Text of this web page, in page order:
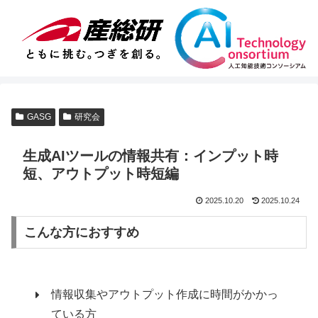
GASG 研究会
生成AIツールの情報共有：インプット時
短、アウトプット時短編
2025.10.20 2025.10.24
こんな方におすすめ
情報収集やアウトプット作成に時間がかかっ
ている方